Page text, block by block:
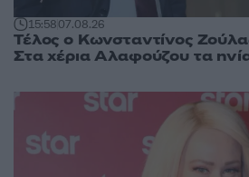
15:5807.08.26
Τέλος ο Κωνσταντίνος
Στα χέρια Αλαφούζου τα